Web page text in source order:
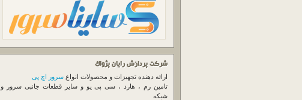
شرکت پردازش رایان پژواک
ارائه دهنده تجهیزات و محصولات انواع سرور اچ پی
تامین رم ، هارد ، سی پی یو و سایر قطعات جانبی سرور و
شبکه